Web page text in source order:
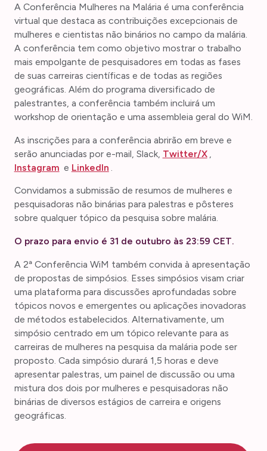
A Conferência Mulheres na Malária é uma conferência
virtual que destaca as contribuições excepcionais de
mulheres e cientistas não binários no campo da malária.
A conferência tem como objetivo mostrar o trabalho
mais empolgante de pesquisadores em todas as fases
de suas carreiras científicas e de todas as regiões
geográficas. Além do programa diversificado de
palestrantes, a conferência também incluirá um
workshop de orientação e uma assembleia geral do WiM.
As inscrições para a conferência abrirão em breve e
serão anunciadas por e-mail, Slack, Twitter/X
Instagram e LinkedIn
Convidamos a submissão de resumos de mulheres e
pesquisadoras não binárias para palestras e pôsteres
sobre qualquer tópico da pesquisa sobre malária.
O prazo para envio é 31 de outubro às 23:59 CET.
A 2ª Conferência WiM também convida à apresentação
de propostas de simpósios. Esses simpósios visam criar
uma plataforma para discussões aprofundadas sobre
tópicos novos e emergentes ou aplicações inovadoras
de métodos estabelecidos. Alternativamente, um
simpósio centrado em um tópico relevante para as
carreiras de mulheres na pesquisa da malária pode ser
proposto. Cada simpósio durará 1,5 horas e deve
apresentar palestras, um painel de discussão ou uma
mistura dos dois por mulheres e pesquisadoras não
binárias de diversos estágios de carreira e origens
geográficas.